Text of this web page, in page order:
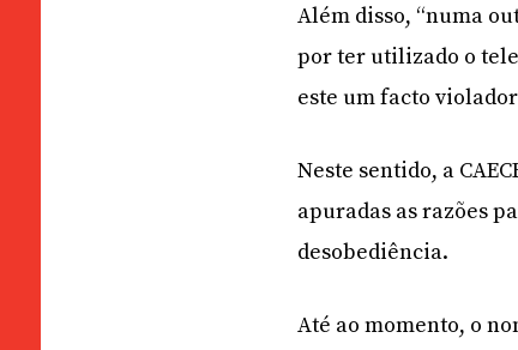
Além disso, “numa
por ter utilizado o
este um facto
Neste sentido, a
apuradas as razões
desobediência.
Até ao momento, o